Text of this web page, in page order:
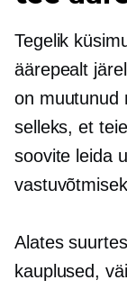
Tegelik
äärepealt
on muutunud
selleks, et
soovite leida
Alates
kauplused,